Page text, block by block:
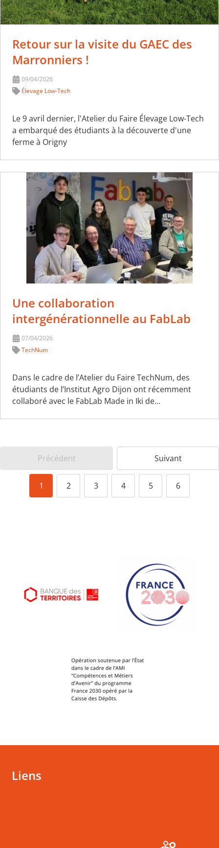
Retour sur la visite du GAEC des
Marronniers !
09/04/2026
Élevage Low-Tech
Le 9 avril dernier, l'Atelier du Faire Élevage Low-Tech
a embarqué des étudiants à la découverte d'une
ferme à Origny
Une collaboration
intergénérationnelle au FabLab
07/04/2026
TechNum
Dans le cadre de l’Atelier du Faire TechNum, des
étudiants de l’Institut Agro Dijon ont récemment
collaboré avec le FabLab Made in Iki de…
Précédent Suivant
1 2 3 4 5 6
Liens